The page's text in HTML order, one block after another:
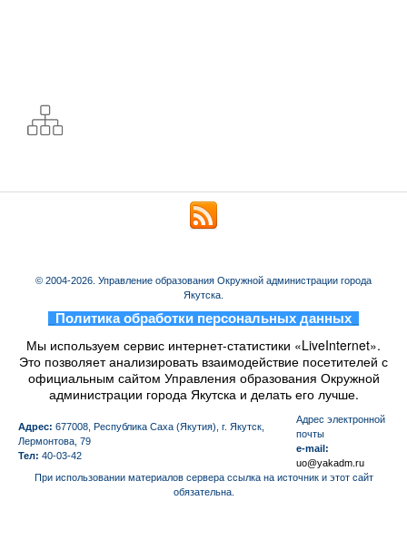
© 2004-2026. Управление образования Окружной администрации города
Якутска.
Политика обработки персональных данных
Мы используем сервис интернет-статистики «LiveInternet».
Это позволяет анализировать взаимодействие посетителей с
официальным сайтом Управления образования Окружной
администрации города Якутска и делать его лучше.
Адрес: 677008, Республика Саха (Якутия), г. Якутск,
Лермонтова, 79
Тел: 40-03-42
Aдрес электронной
почты
e-mail:
uo@yakadm.ru
При использовании материалов сервера ссылка на источник и этот сайт
обязательна.